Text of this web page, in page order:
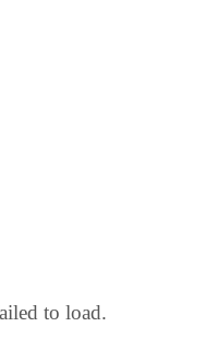
to load.